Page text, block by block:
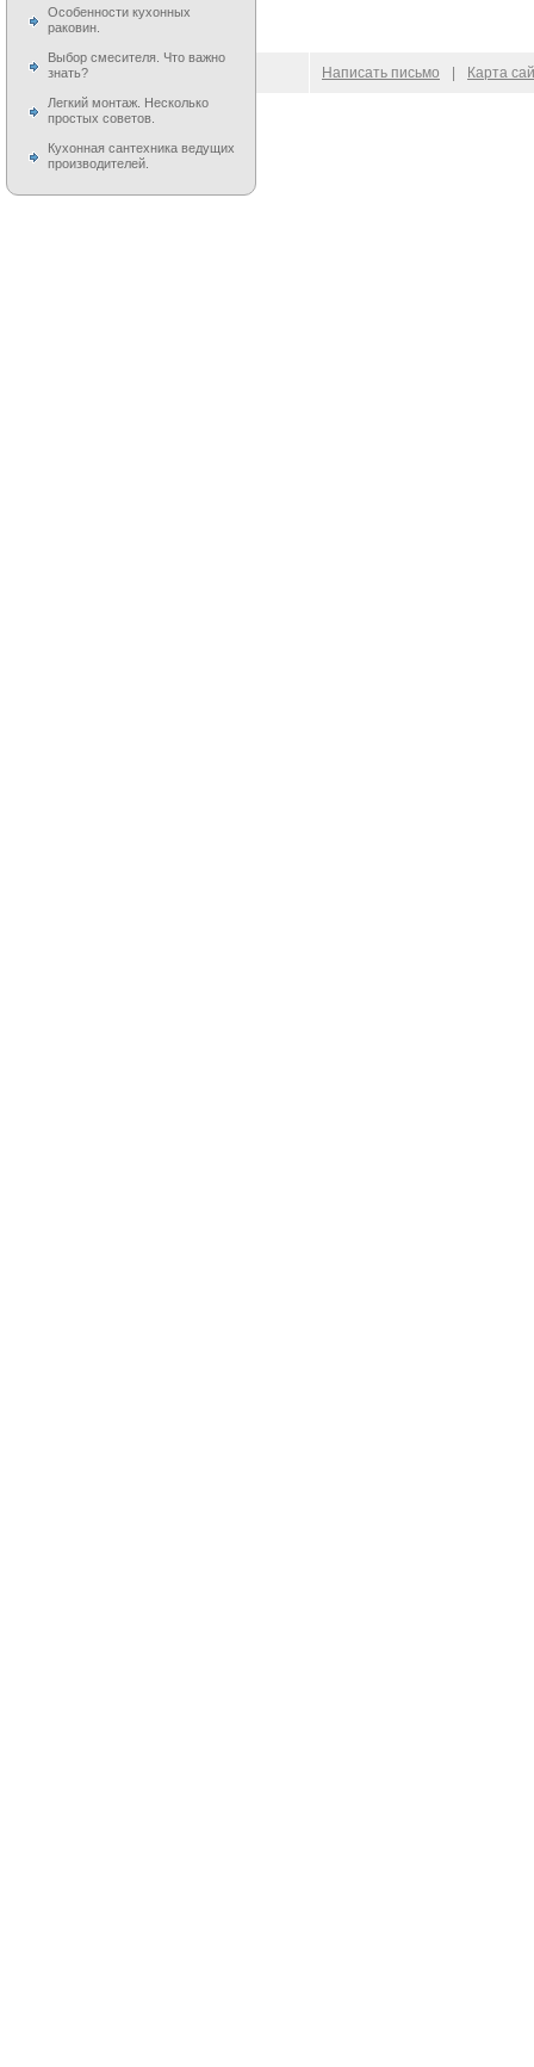
Особенности кухонных
раковин.
Выбор смесителя. Что важно
знать?
Легкий монтаж. Несколько
простых советов.
Кухонная сантехника ведущих
производителей.
© 2009–2026 Написать письмо Карта